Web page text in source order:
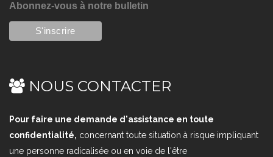
Abonnez-vous à notre bulletin
NOUS CONTACTER
Pour faire une demande d'assistance en toute
confidentialité, concernant toute situation à risque impliquant
une personne radicalisée ou en voie de l'être